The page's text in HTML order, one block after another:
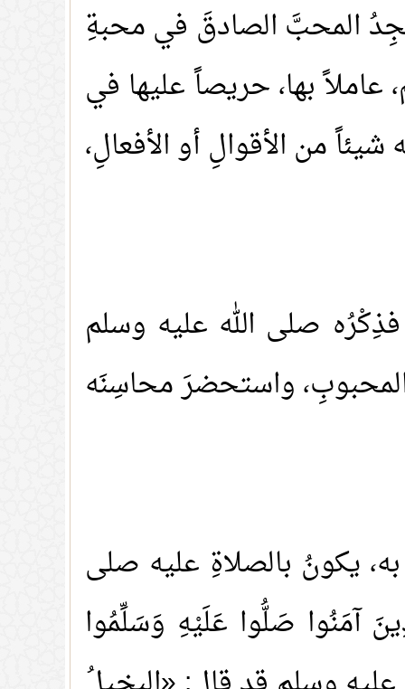
المحبَّ الصادقَ في محبةِ
بها، حريصاً عليها في
من الأقوالِ أو الأفعالِ،
صلى الله عليه وسلم
المحبوبِ، واستحضرَ محاسِنَه
يكونُ بالصلاةِ عليه صلى
آمَنُوا صَلُّوا عَلَيْهِ وَسَلِّمُوا